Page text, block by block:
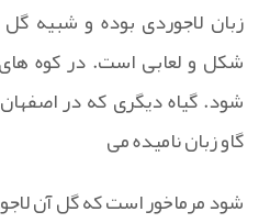
زبان لاجوردی بوده و شبیه
شکل و لعابی است. در کوه های
شود. گیاه دیگری که در
گاو زبان نامیده می
شود مرماخور است که گل آن